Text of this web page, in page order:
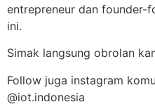
entrepreneur dan founder-
ini.
Simak langsung obrolan
Follow juga instagram
@iot.indonesia